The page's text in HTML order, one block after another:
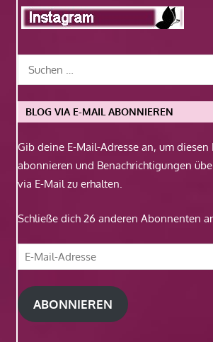
BLOG VIA E-MAIL ABONNIEREN
Gib deine E-Mail-Adresse an, um diesen
abonnieren und Benachrichtigungen
via E-Mail zu erhalten.
Schließe dich 26 anderen Abonnenten
E-
Mail-
Adresse
ABONNIEREN